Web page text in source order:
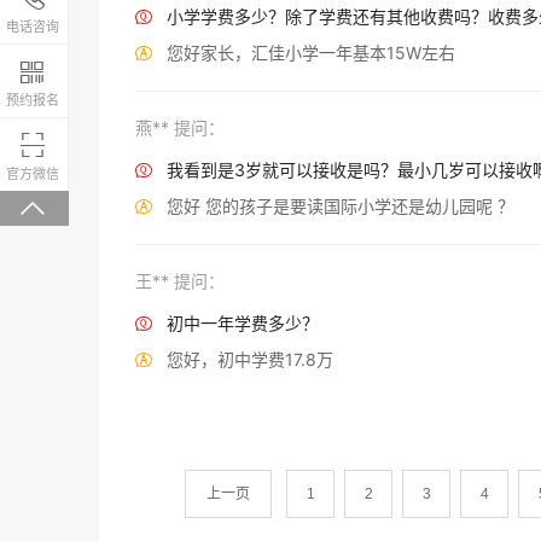
 小学学费多少？除了学费还有其他收费吗？收费多
 您好家长，汇佳小学一年基本15W左右
燕** 提问：
 我看到是3岁就可以接收是吗？最小几岁可以接收
 您好 您的孩子是要读国际小学还是幼儿园呢 ？
王** 提问：
 初中一年学费多少？
 您好，初中学费17.8万
上一页 1 2 3 4
电话咨询 4008-200-288

预约报名

官方微信 微信关注，回复“学校大礼包”有惊喜
